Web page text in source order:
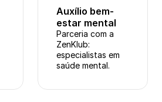
Auxílio bem-
estar mental
Parceria com a
ZenKlub:
especialistas em
saúde mental.